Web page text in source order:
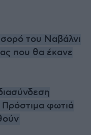
του Ναβάλνι
που θα έκανε
φωτιά